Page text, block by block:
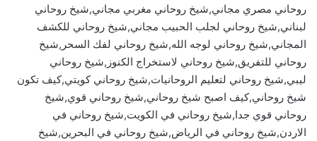
روحاني مصري مجاني,شيخ روحاني مغربي مجاني,شيخ روحاني
لبناني,شيخ روحاني لجلب الحبيب مجاني,شيخ روحاني للكشف
المجاني,شيخ روحاني لوجه الله,شيخ روحاني لفك السحر,شيخ
روحاني للتفريق,شيخ روحاني لاستخراج الكنوز,شيخ روحاني
ليبي,شيخ روحاني لتعليم الروحانيات,شيخ روحاني كويتي,كيف تكون
شيخ روحاني,كيف اصبح شيخ روحاني,شيخ روحاني قوي,شيخ
روحاني قوي جدا,شيخ روحاني في الكويت,شيخ روحاني في
الاردن,شيخ روحاني في الرياض,شيخ روحاني في البحرين,شيخ